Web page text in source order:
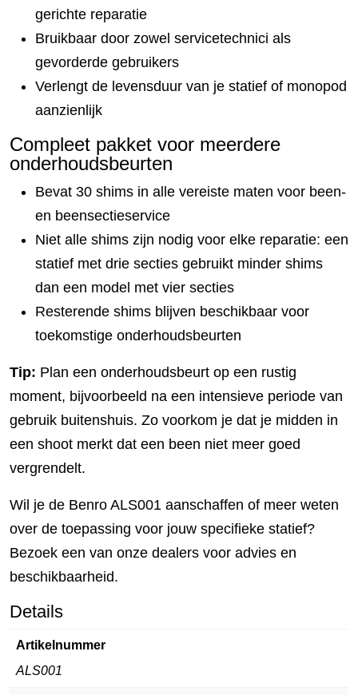
gerichte reparatie
Bruikbaar door zowel servicetechnici als
gevorderde gebruikers
Verlengt de levensduur van je statief of monopod
aanzienlijk
Compleet pakket voor meerdere
onderhoudsbeurten
Bevat 30 shims in alle vereiste maten voor been-
en beensectieservice
Niet alle shims zijn nodig voor elke reparatie: een
statief met drie secties gebruikt minder shims
dan een model met vier secties
Resterende shims blijven beschikbaar voor
toekomstige onderhoudsbeurten
Tip: Plan een onderhoudsbeurt op een rustig
moment, bijvoorbeeld na een intensieve periode van
gebruik buitenshuis. Zo voorkom je dat je midden in
een shoot merkt dat een been niet meer goed
vergrendelt.
Wil je de Benro ALS001 aanschaffen of meer weten
over de toepassing voor jouw specifieke statief?
Bezoek een van onze dealers voor advies en
beschikbaarheid.
Details
Artikelnummer
ALS001